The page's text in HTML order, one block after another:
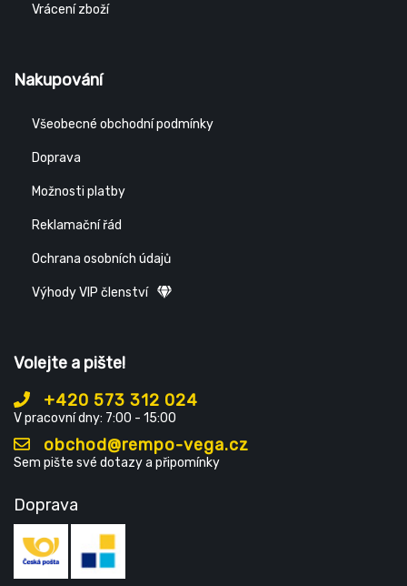
Vrácení zboží
Nakupování
Všeobecné obchodní podmínky
Doprava
Možnosti platby
Reklamační řád
Ochrana osobních údajů
Výhody VIP členství
Volejte a pište!
+420 573 312 024
V pracovní dny: 7:00 - 15:00
obchod@rempo-vega.cz
Sem pište své dotazy a připomínky
Doprava